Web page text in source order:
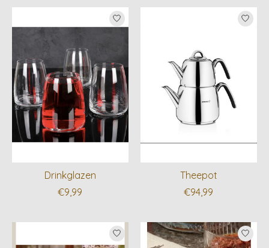
Drinkglazen
€9,99
Theepot
€94,99